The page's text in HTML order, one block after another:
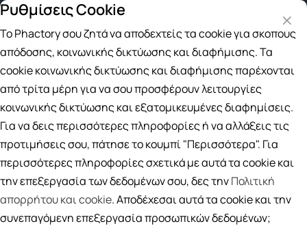
για αγορές άνω των 49€
Αναζήτηση
Αρχική / ΦΑΡΜΑΚΕΙΟ / Αντιμετώπιση / Αλλεργίες - Κνησμός
Αλλεργίες - Κνησμός
40ΠΡΟΪΟΝΤΑ
Ταξινόμηση Προβολή
Ρυθμίσεις Cookie
Το Phactory σου ζητά να αποδεχτείς τα cookie για σκοπούς
απόδοσης, κοινωνικής δικτύωσης και διαφήμισης. Τα
cookie κοινωνικής δικτύωσης και διαφήμισης παρέχονται
από τρίτα μέρη για να σου προσφέρουν λειτουργίες
κοινωνικής δικτύωσης και εξατομικευμένες διαφημίσεις.
Για να δεις περισσότερες πληροφορίες ή να αλλάξεις τις
προτιμήσεις σου, πάτησε το κουμπί "Περισσότερα". Για
περισσότερες πληροφορίες σχετικά με αυτά τα cookie και
την επεξεργασία των δεδομένων σου, δες τηνΠολιτική
απορρήτου και cookie. Αποδέχεσαι αυτά τα cookie και την
συνεπαγόμενη επεξεργασία προσωπικών δεδομένων;